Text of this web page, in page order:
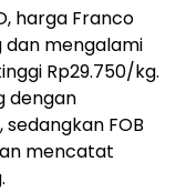
harga Franco
dan mengalami
Rp29.750/kg.
dengan
FOB
mencatat